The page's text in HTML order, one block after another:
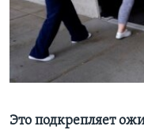
Learning English
СОЦИАЛЬНЫЕ СЕТИ
Это подкрепляет